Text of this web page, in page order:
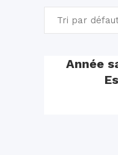
Tri par
Année